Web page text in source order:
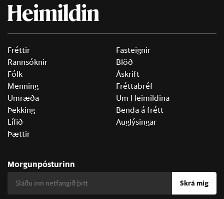
Fréttir
Rannsóknir
Fólk
Menning
Umræða
Þekking
Lífið
Þættir
Fasteignir
Blöð
Áskrift
Fréttabréf
Um Heimildina
Benda á frétt
Auglýsingar
Morgunpósturinn
Skrá mig